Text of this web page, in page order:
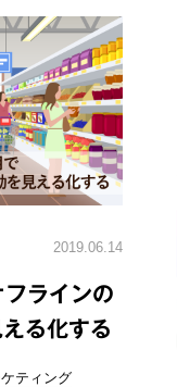
2019.06.14
ラインの
る化する
ティング